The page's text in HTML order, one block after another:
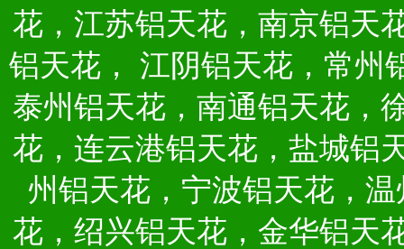
花，江苏铝天花，南京铝天
铝天花，
江阴铝天花，常州
泰州铝天花，南通铝天花，
花，连云港铝天花，盐城铝
州铝天花，宁波铝天花，
花，绍兴铝天花，金华铝天